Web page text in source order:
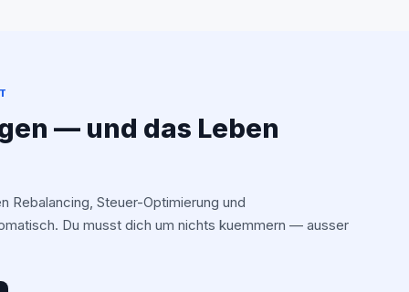
— und das Leben
Rebalancing, Steuer-Optimierung und
Du musst dich um nichts kuemmern — ausser